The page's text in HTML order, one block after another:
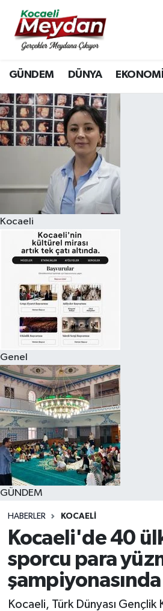
GÜNDEM DÜNYA EKONOMİ
Kocaeli
Genel
GÜNDEM
HABERLER KOCAELI
Kocaeli'de 40
sporcu para
Kocaeli, Türk Dünyası Gençlik
Nöbetçi Eczaneler
Hava Durumu
Trafik Durumu
Süper Lig Puan Durumu ve
Tüm Manşetler
Son Dakika Haberleri
Haber Arşivi